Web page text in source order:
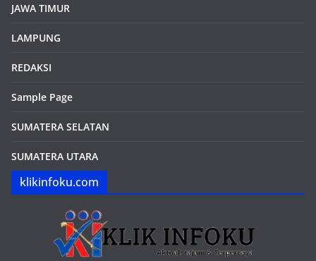
JAWA TIMUR
LAMPUNG
REDAKSI
Sample Page
SUMATERA SELATAN
SUMATERA UTARA
klikinfoku.com